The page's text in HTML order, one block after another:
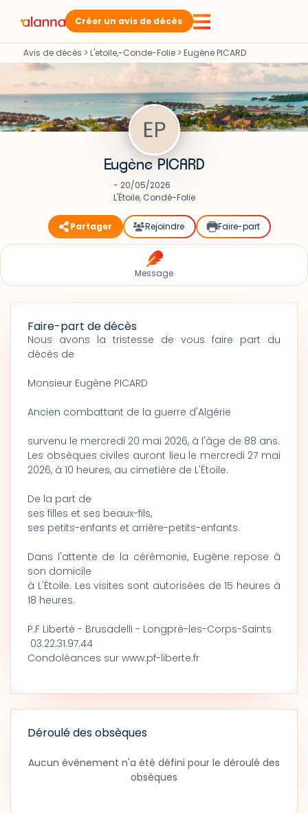
Créer un avis de décès
Avis de décès > L'etoile,-Conde-Folie > Eugène PICARD
Eugène PICARD
- 20/05/2026
L'Étoile, Condé-Folie
Partager Rejoindre Faire-part
Message
Faire-part de décès
Nous avons la tristesse de vous faire part du
décès de
Monsieur Eugène PICARD
Ancien combattant de la guerre d'Algérie
survenu le mercredi 20 mai 2026, à l'âge de 88 ans.
Les obsèques civiles auront lieu le mercredi 27 mai
2026, à 10 heures, au cimetière de L'Étoile.
De la part de
ses filles et ses beaux-fils,
ses petits-enfants et arrière-petits-enfants.
Dans l'attente de la cérémonie, Eugène repose à
son domicile
à L'Étoile. Les visites sont autorisées de 15 heures à
18 heures.
P.F Liberté - Brusadelli - Longpré-les-Corps-Saints
03.22.31.97.44
Condoléances sur www.pf-liberte.fr
Déroulé des obsèques
Aucun événement n'a été défini pour le déroulé des
obsèques